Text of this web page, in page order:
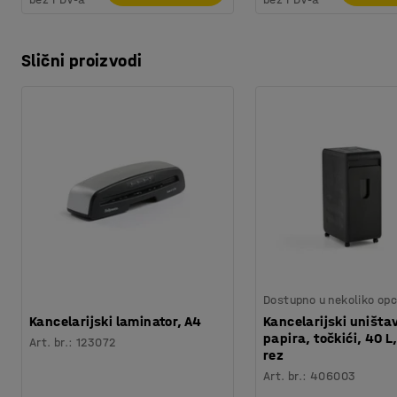
Slični proizvodi
Kancelarijski laminator, A4
Art. br.:123072
Dostupno u nekoliko
Kancelarijski
papira, točkići, 40
rez
Art. br.: 406003